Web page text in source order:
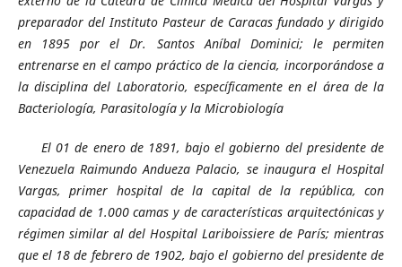
preparador del Instituto Pasteur de Caracas fundado y dirigido
en 1895 por el Dr. Santos Aníbal Dominici; le permiten
entrenarse en el campo práctico de la ciencia, incorporándose a
la disciplina del Laboratorio, específicamente en el área de la
Bacteriología, Parasitología y la Microbiología
El 01 de enero de 1891, bajo el gobierno del presidente de
Venezuela Raimundo Andueza Palacio, se inaugura el Hospital
Vargas, primer hospital de la capital de la república, con
capacidad de 1.000 camas y de características arquitectónicas y
régimen similar al del Hospital Lariboissiere de París; mientras
que el 18 de febrero de 1902, bajo el gobierno del presidente de